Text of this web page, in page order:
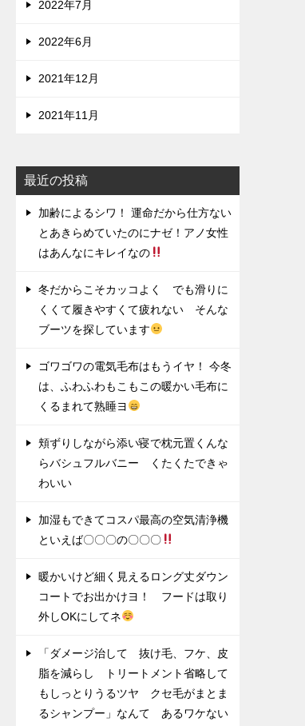
2022年7月
2022年6月
2021年12月
2021年11月
最近の投稿
加齢によるシワ！ 運命だから仕方ない
とあきらめていたのにナゼ！アノ女性
はあんなにキレイなの
冬だからこそカッコよく でも滑りに
くくて履きやすくて疲れない そんな
ブーツを探しています
ゴワゴワの電気毛布はもうイヤ！ 今冬
は、ふわふわもこもこの暖かい毛布に
くるまれて熟睡ヨ
頬ずりしながら添い寝で枕元置くんな
らバシュフルバニー くたくたできゃ
わいい
加湿もできてコスパ最高の空気清浄機
といえば〇〇〇の〇〇〇
暖かいけど細く見えるロング丈ダウン
コートでお出かけヨ！ フードは取り
外しOKにしてネ
「ダメージ治して 抜け毛、フケ、皮
脂を減らし トリートメント省略して
もしっとりうるツヤ クセ毛がまとま
るシャンプー」なんて あるワケない